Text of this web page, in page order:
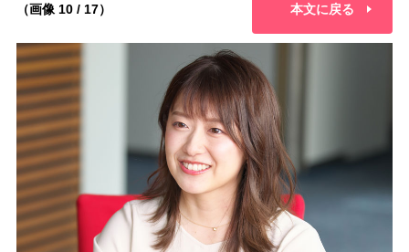
（画像 10 / 17） 本文に戻る